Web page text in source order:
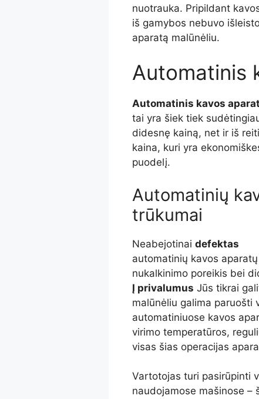
nuotrauka. Pripildant
iš gamybos nebuvo
aparatą malūnėliu.
Automatinis
Automatinis kavos
tai yra šiek tiek
didesnę kainą, net ir iš
kaina, kuri yra
puodelį.
Automatinių
trūkumai
Neabejotinai defektas
automatinių kavos
nukalkinimo poreikis bei
Į privalumus Jūs tikrai
malūnėliu galima paruošti
automatiniuose kavos
virimo temperatūros,
visas šias operacijas
Vartotojas turi pasirūpinti
naudojamose mašinose –